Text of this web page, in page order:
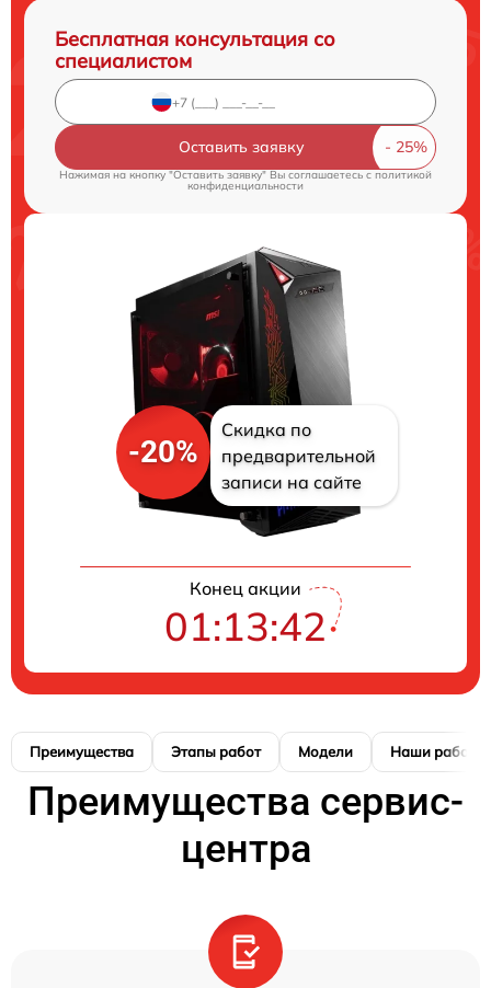
Бесплатная консультация со
специалистом
Оставить заявку
Нажимая на кнопку "Оставить заявку" Вы соглашаетесь cполитикой
конфиденциальности
-20%
Скидка по
предварительной
записи на сайте
Конец акции
01:13:42
Преимущества Этапы работ Модели Наши работы
Преимущества сервис-
центра